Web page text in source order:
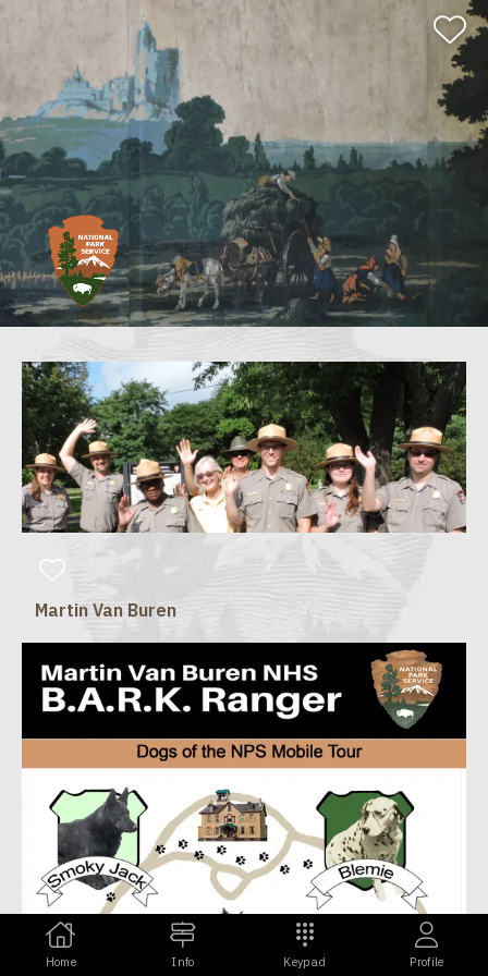
Martin Van Buren
Home Info Keypad Profile